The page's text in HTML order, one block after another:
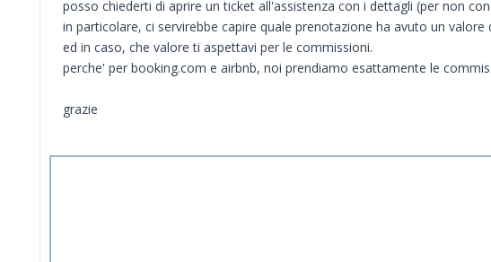
posso chiederti di aprire un ticket all'assistenza con i dettagli (per non
in particolare, ci servirebbe capire quale prenotazione ha avuto un
ed in caso, che valore ti aspettavi per le commissioni.
perche' per booking.com e airbnb, noi prendiamo esattamente le
grazie